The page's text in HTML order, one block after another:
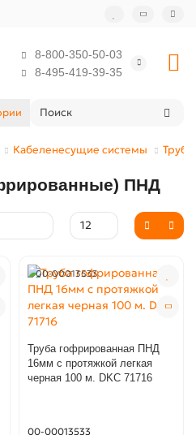
8-800-350-50-03
8-495-419-39-35
Кабеленесущие системы
ПНД
00-00013533
Труба гофрированная ПНД
16мм с протяжкой легкая
черная 100 м. DKC 71716
00-00013533